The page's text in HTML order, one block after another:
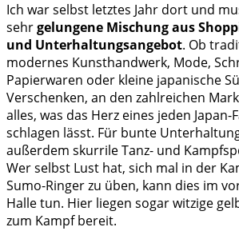
Ich war selbst letztes Jahr dort und
sehrgelungene Mischung aus
und Unterhaltungsangebot. Ob
modernes Kunsthandwerk, Mode,
Papierwaren oder kleine japanische
Verschenken, an den zahlreichen
alles, was das Herz eines jeden Japan-
schlagen lässt. Für bunte
außerdem skurrile Tanz- und
Wer selbst Lust hat, sich mal in der
Sumo-Ringer zu üben, kann dies im
Halle tun. Hier liegen sogar witzige
zum Kampf bereit.